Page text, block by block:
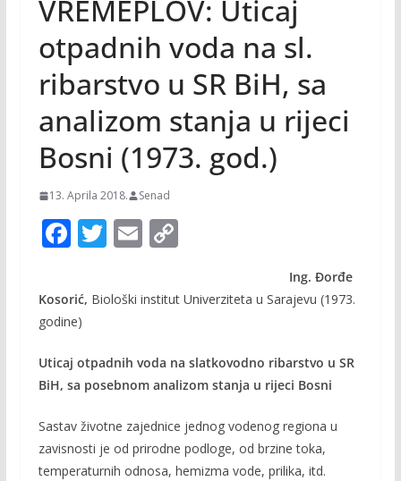
VREMEPLOV: Uticaj
otpadnih voda na sl.
ribarstvo u SR BiH, sa
analizom stanja u rijeci
Bosni (1973. god.)
13. Aprila 2018. Senad
F
e
b
o
o
k
T
itt
E
ai
C
p
Li
n
Ing. Đorđe
Kosorić, Biološki institut Univerziteta u Sarajevu (1973.
godine)
Uticaj otpadnih voda na slatkovodno ribarstvo u SR
BiH, sa posebnom analizom stanja u rijeci Bosni
Sastav životne zajednice jednog vodenog regiona u
zavisnosti je od prirodne podloge, od brzine toka,
temperaturnih odnosa, hemizma vode, prilika, itd.